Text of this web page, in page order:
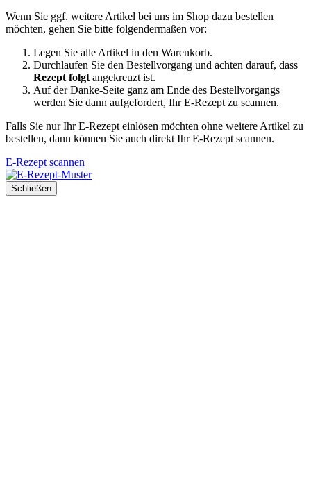
Wenn Sie ggf. weitere Artikel bei uns im Shop dazu bestellen
möchten, gehen Sie bitte folgendermaßen vor:
Legen Sie alle Artikel in den Warenkorb.
Durchlaufen Sie den Bestellvorgang und achten darauf, dass
Rezept folgtangekreuzt ist.
Auf der Danke-Seite ganz am Ende des Bestellvorgangs
werden Sie dann aufgefordert, Ihr E-Rezept zu scannen.
Falls Sie nur Ihr E-Rezept einlösen möchten ohne weitere Artikel zu
bestellen, dann können Sie auch direkt Ihr E-Rezept scannen.
E-Rezept scannen
Schließen